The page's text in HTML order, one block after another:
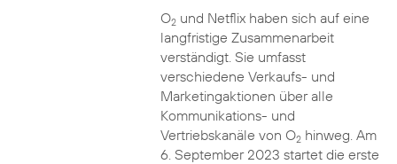
O2und Netflix haben sich auf eine
langfristige Zusammenarbeit
verständigt. Sie umfasst
verschiedene Verkaufs- und
Marketingaktionen über alle
Kommunikations- und
Vertriebskanäle von O2hinweg. Am
6. September 2023 startet die erste